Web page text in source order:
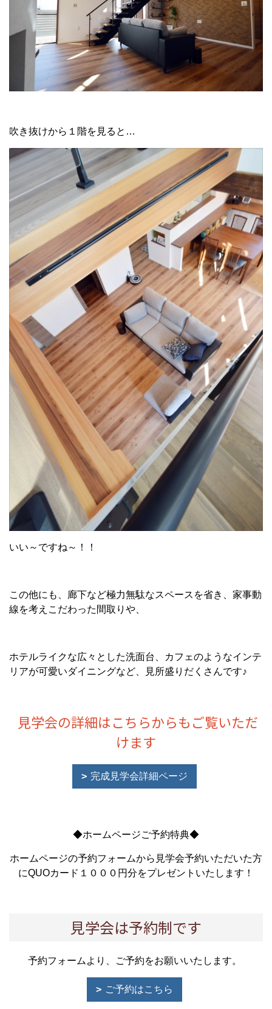
吹き抜けから１階を見ると…
いい～ですね～！！
この他にも、廊下など極力無駄なスペースを省き、家事動
線を考えこだわった間取りや、
ホテルライクな広々とした洗面台、カフェのようなインテ
リアが可愛いダイニングなど、見所盛りだくさんです♪
見学会の詳細はこちらからもご覧いただ
けます
完成見学会詳細ページ
◆ホームページご予約特典◆
ホームページの予約フォームから見学会予約いただいた方
にQUOカード１０００円分をプレゼントいたします！
見学会は予約制です
予約フォームより、ご予約をお願いいたします。
ご予約はこちら